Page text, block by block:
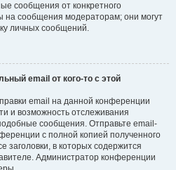
сообщения от конкретного
на сообщения модераторам; они могут
личных сообщений.
email от кого-то с этой
email на данной конференции
и возможность отслеживания
сообщения. Отправьте email-
с полной копией полученного
заголовки, в которых содержится
Администратор конференции